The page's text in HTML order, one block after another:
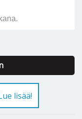
lisää!